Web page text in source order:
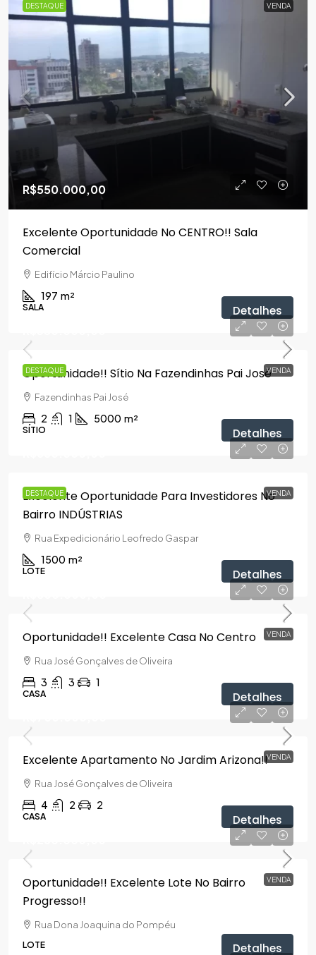
DESTAQUE VENDA
R$550.000,00
Excelente Oportunidade No CENTRO!! Sala
Comercial
Edifício Márcio Paulino
197 m²
SALA Detalhes
DESTAQUE VENDA
Oportunidade!! Sítio Na Fazendinhas Pai José
Fazendinhas Pai José
2 1 5000 m²
SÍTIO Detalhes
DESTAQUE VENDA
Excelente Oportunidade Para Investidores No
Bairro INDÚSTRIAS
Rua Expedicionário Leofredo Gaspar
1500 m²
LOTE Detalhes
VENDA
Oportunidade!! Excelente Casa No Centro
Rua José Gonçalves de Oliveira
3 3 1
CASA Detalhes
VENDA
Excelente Apartamento No Jardim Arizona!!
Rua José Gonçalves de Oliveira
4 2 2
CASA Detalhes
VENDA
Oportunidade!! Excelente Lote No Bairro
Progresso!!
Rua Dona Joaquina do Pompéu
LOTE Detalhes